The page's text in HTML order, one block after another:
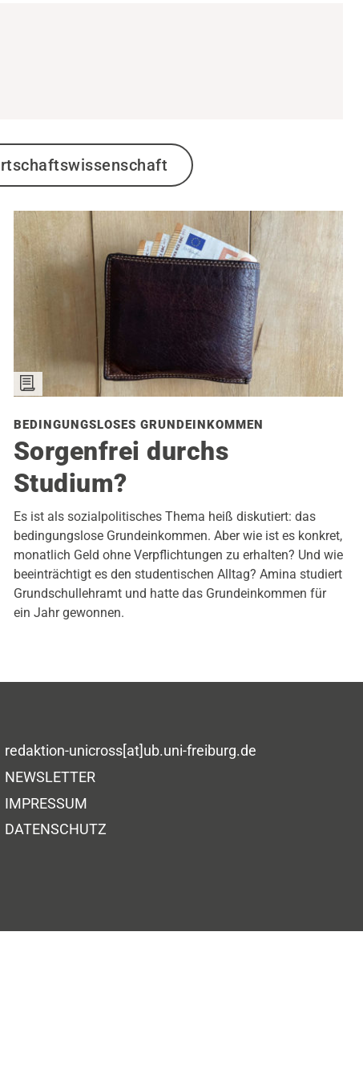
BEDINGUNGSLOSES GRUNDEINKOMMEN
Sorgenfrei durchs
Studium?
Es ist als sozialpolitisches Thema heiß diskutiert: das
bedingungslose Grundeinkommen. Aber wie ist es konkret,
monatlich Geld ohne Verpflichtungen zu erhalten? Und wie
beeinträchtigt es den studentischen Alltag? Amina studiert
Grundschullehramt und hatte das Grundeinkommen für
ein Jahr gewonnen.
redaktion-unicross[at]ub.uni-freiburg.de
NEWSLETTER
IMPRESSUM
DATENSCHUTZ